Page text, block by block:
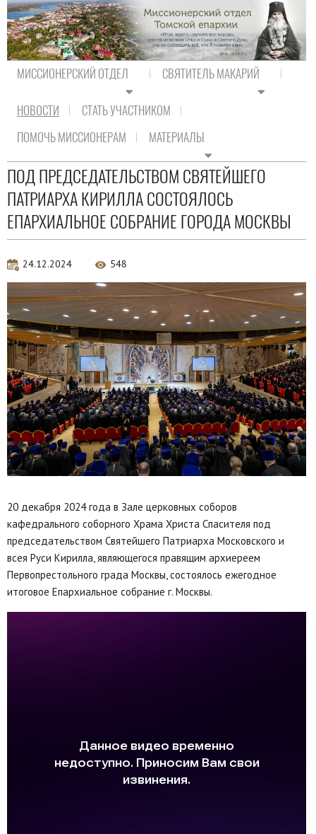
МИССИОНЕРСКИЙ ОТДЕЛ СВЯТИТЕЛЬ МАКАРИЙ
НОВОСТИ
СТАТЬ УЧАСТНИКОМ
ПОМОЧЬ МИССИОНЕРАМ
МАТЕРИАЛЫ
Новости Православия
ПОД ПРЕДСЕДАТЕЛЬСТВОМ СВЯТЕЙШЕГО
ПАТРИАРХА КИРИЛЛА СОСТОЯЛОСЬ
ЕПАРХИАЛЬНОЕ СОБРАНИЕ ГОРОДА МОСКВЫ
24.12.2024 548
20 декабря 2024 года в Зале церковных соборов
кафедрального соборного Храма Христа Спасителя под
председательством Святейшего Патриарха Московского и
всея Руси Кирилла, являющегося правящим архиереем
Первопрестольного града Москвы, состоялось ежегодное
итоговое Епархиальное собрание г. Москвы.